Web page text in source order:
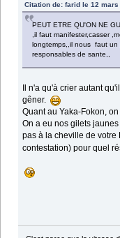
Citation de: farid le 12
PEUT ETRE QU'ON NE
,il faut manifester,casser
longtemps,,il nous faut un
responsables de sante,,
Il n'a qu'à crier autant
gêner.
Quant au Yaka-Fokon,
On a eu nos gilets
pas à la cheville de votre
contestation) pour quel